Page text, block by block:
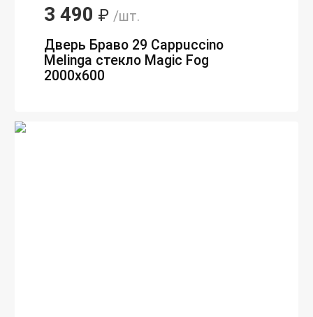
3 490 ₽ /шт.
Дверь Браво 29 Cappuccino
Melinga стекло Magic Fog
2000х600